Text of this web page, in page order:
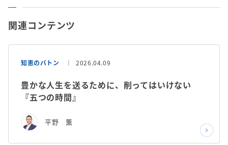
関連コンテンツ
知恵のバトン 2026.04.09
豊かな人生を送るために、削ってはいけない
『五つの時間』
平野 薫